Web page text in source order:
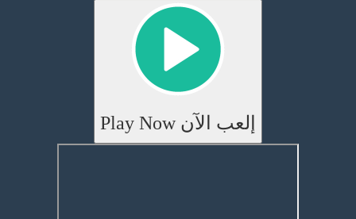
إلعب الآن Play Now